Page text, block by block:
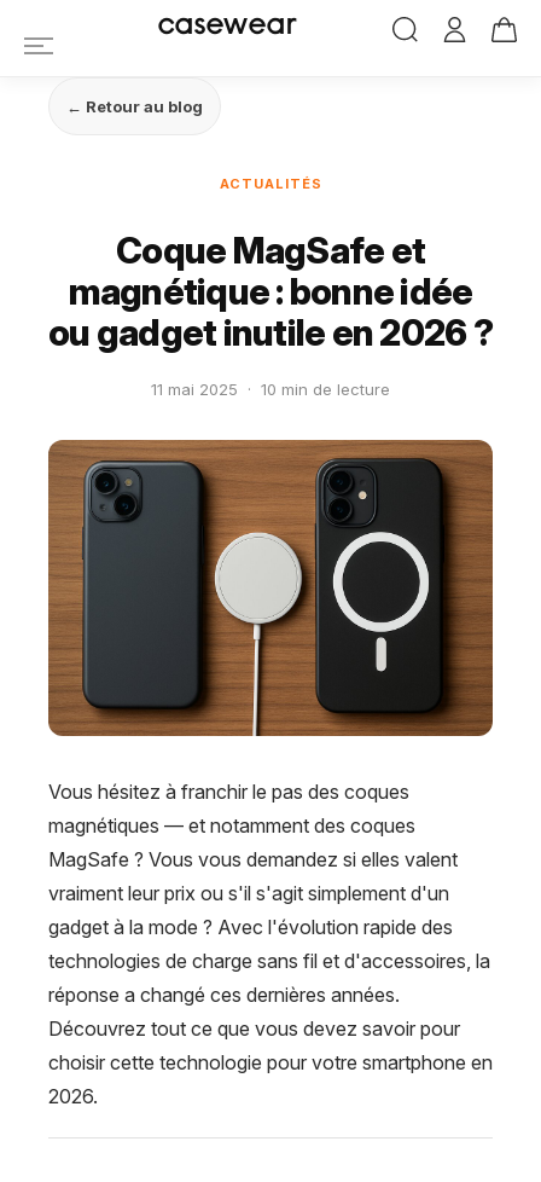
casewear
← Retour au blog
ACTUALITÉS
Coque MagSafe et
magnétique : bonne idée
ou gadget inutile en 2026 ?
11 mai 2025 · 10 min de lecture
Vous hésitez à franchir le pas des coques
magnétiques — et notamment des coques
MagSafe ? Vous vous demandez si elles valent
vraiment leur prix ou s'il s'agit simplement d'un
gadget à la mode ? Avec l'évolution rapide des
technologies de charge sans fil et d'accessoires, la
réponse a changé ces dernières années.
Découvrez tout ce que vous devez savoir pour
choisir cette technologie pour votre smartphone en
2026.